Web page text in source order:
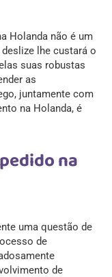
Holanda não é um
lhe custará o
suas robustas
as
juntamente com
na Holanda, é
na
uma questão de
de
de